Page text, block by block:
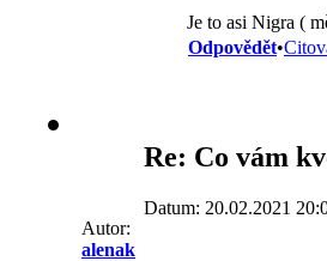
Je to asi Nigra (
Odpovědět•
Autor:
alenak
Re: Co vám
Datum: 20.02.2021